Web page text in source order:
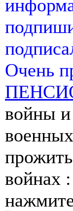
Очень
войны
войнах